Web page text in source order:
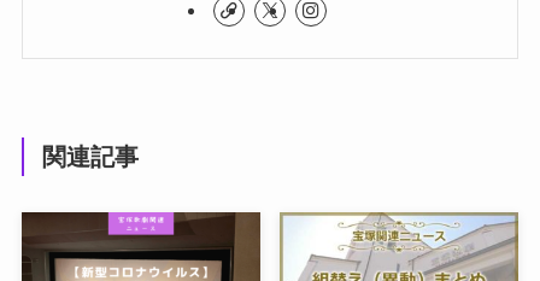
関連記事